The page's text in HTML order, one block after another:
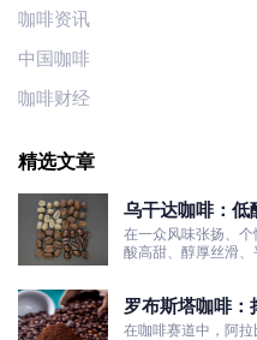
咖啡资讯
中国咖啡
咖啡财经
精选文章
乌干达咖啡：低
粮豆
在一众风味张扬、
酸高甜、醇厚丝滑
罗布斯塔咖啡：
在咖啡赛道中，阿